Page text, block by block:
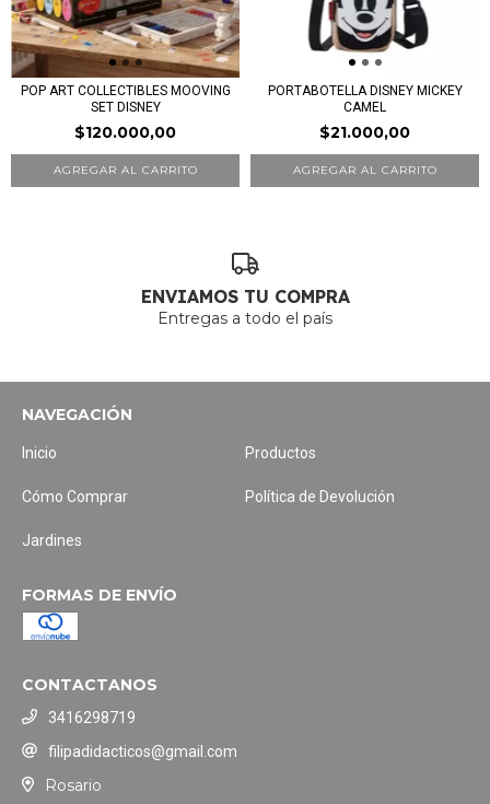
POP ART COLLECTIBLES MOOVING
SET DISNEY
$120.000,00
PORTABOTELLA DISNEY MICKEY
CAMEL
$21.000,00
ENVIAMOS TU COMPRA
Entregas a todo el país
NAVEGACIÓN
Inicio Productos
Cómo Comprar Política de Devolución
Jardines
FORMAS DE ENVÍO
CONTACTANOS
3416298719
filipadidacticos@gmail.com
Rosario